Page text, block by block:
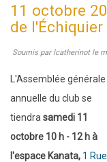
:
à
l'École
11 octobre
de
Soumis par lcatherinotle
L'Assemblée générale
annuelle du club se
tiendra samedi 11
octobre 10 h - 12 h à
l'espace Kanata, 1 Rue